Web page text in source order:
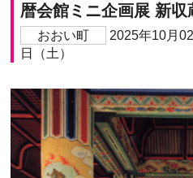
暦会館ミニ企画展 新収
おおい町
2025年10月
日（土）